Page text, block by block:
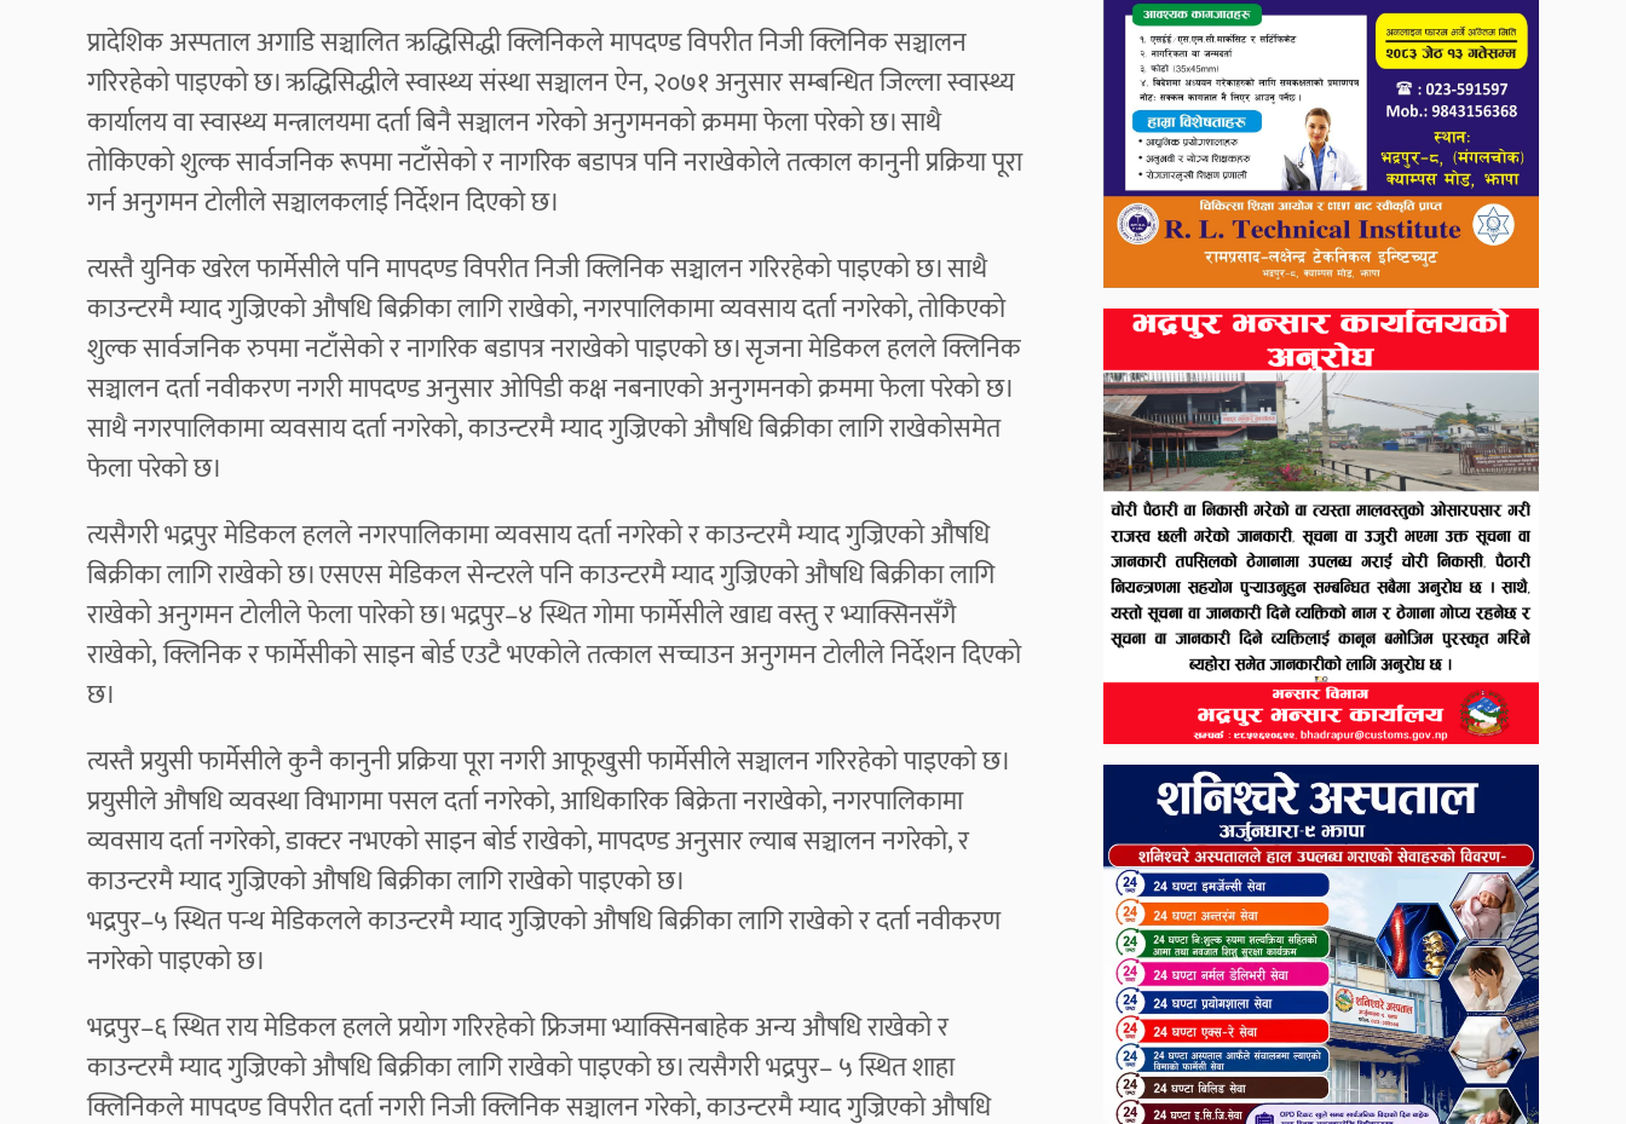
प्रादेशिक अस्पताल अगाडि सञ्चालित ऋद्धिसिद्धी क्लिनिकले मापदण्ड विपरीत निजी क्लिनिक सञ्चालन
गरिरहेको पाइएको छ। ऋद्धिसिद्धीले स्वास्थ्य संस्था सञ्चालन ऐन, २०७१ अनुसार सम्बन्धित जिल्ला स्वास्थ्य
कार्यालय वा स्वास्थ्य मन्त्रालयमा दर्ता बिनै सञ्चालन गरेको अनुगमनको क्रममा फेला परेको छ। साथै
तोकिएको शुल्क सार्वजनिक रूपमा नटाँसेको र नागरिक बडापत्र पनि नराखेकोले तत्काल कानुनी प्रक्रिया पूरा
गर्न अनुगमन टोलीले सञ्चालकलाई निर्देशन दिएको छ।
त्यस्तै युनिक खरेल फार्मेसीले पनि मापदण्ड विपरीत निजी क्लिनिक सञ्चालन गरिरहेको पाइएको छ। साथै
काउन्टरमै म्याद गुज्रिएको औषधि बिक्रीका लागि राखेको, नगरपालिकामा व्यवसाय दर्ता नगरेको, तोकिएको
शुल्क सार्वजनिक रुपमा नटाँसेको र नागरिक बडापत्र नराखेको पाइएको छ। सृजना मेडिकल हलले क्लिनिक
सञ्चालन दर्ता नवीकरण नगरी मापदण्ड अनुसार ओपिडी कक्ष नबनाएको अनुगमनको क्रममा फेला परेको छ।
साथै नगरपालिकामा व्यवसाय दर्ता नगरेको, काउन्टरमै म्याद गुज्रिएको औषधि बिक्रीका लागि राखेकोसमेत
फेला परेको छ।
त्यसैगरी भद्रपुर मेडिकल हलले नगरपालिकामा व्यवसाय दर्ता नगरेको र काउन्टरमै म्याद गुज्रिएको औषधि
बिक्रीका लागि राखेको छ। एसएस मेडिकल सेन्टरले पनि काउन्टरमै म्याद गुज्रिएको औषधि बिक्रीका लागि
राखेको अनुगमन टोलीले फेला पारेको छ। भद्रपुर–४ स्थित गोमा फार्मेसीले खाद्य वस्तु र भ्याक्सिनसँगै
राखेको, क्लिनिक र फार्मेसीको साइन बोर्ड एउटै भएकोले तत्काल सच्चाउन अनुगमन टोलीले निर्देशन दिएको
छ।
त्यस्तै प्रयुसी फार्मेसीले कुनै कानुनी प्रक्रिया पूरा नगरी आफूखुसी फार्मेसीले सञ्चालन गरिरहेको पाइएको छ।
प्रयुसीले औषधि व्यवस्था विभागमा पसल दर्ता नगरेको, आधिकारिक बिक्रेता नराखेको, नगरपालिकामा
व्यवसाय दर्ता नगरेको, डाक्टर नभएको साइन बोर्ड राखेको, मापदण्ड अनुसार ल्याब सञ्चालन नगरेको, र
काउन्टरमै म्याद गुज्रिएको औषधि बिक्रीका लागि राखेको पाइएको छ।
भद्रपुर–५ स्थित पन्थ मेडिकलले काउन्टरमै म्याद गुज्रिएको औषधि बिक्रीका लागि राखेको र दर्ता नवीकरण
नगरेको पाइएको छ।
भद्रपुर–६ स्थित राय मेडिकल हलले प्रयोग गरिरहेको फ्रिजमा भ्याक्सिनबाहेक अन्य औषधि राखेको र
काउन्टरमै म्याद गुज्रिएको औषधि बिक्रीका लागि राखेको पाइएको छ। त्यसैगरी भद्रपुर– ५ स्थित शाहा
क्लिनिकले मापदण्ड विपरीत दर्ता नगरी निजी क्लिनिक सञ्चालन गरेको, काउन्टरमै म्याद गुज्रिएको औषधि